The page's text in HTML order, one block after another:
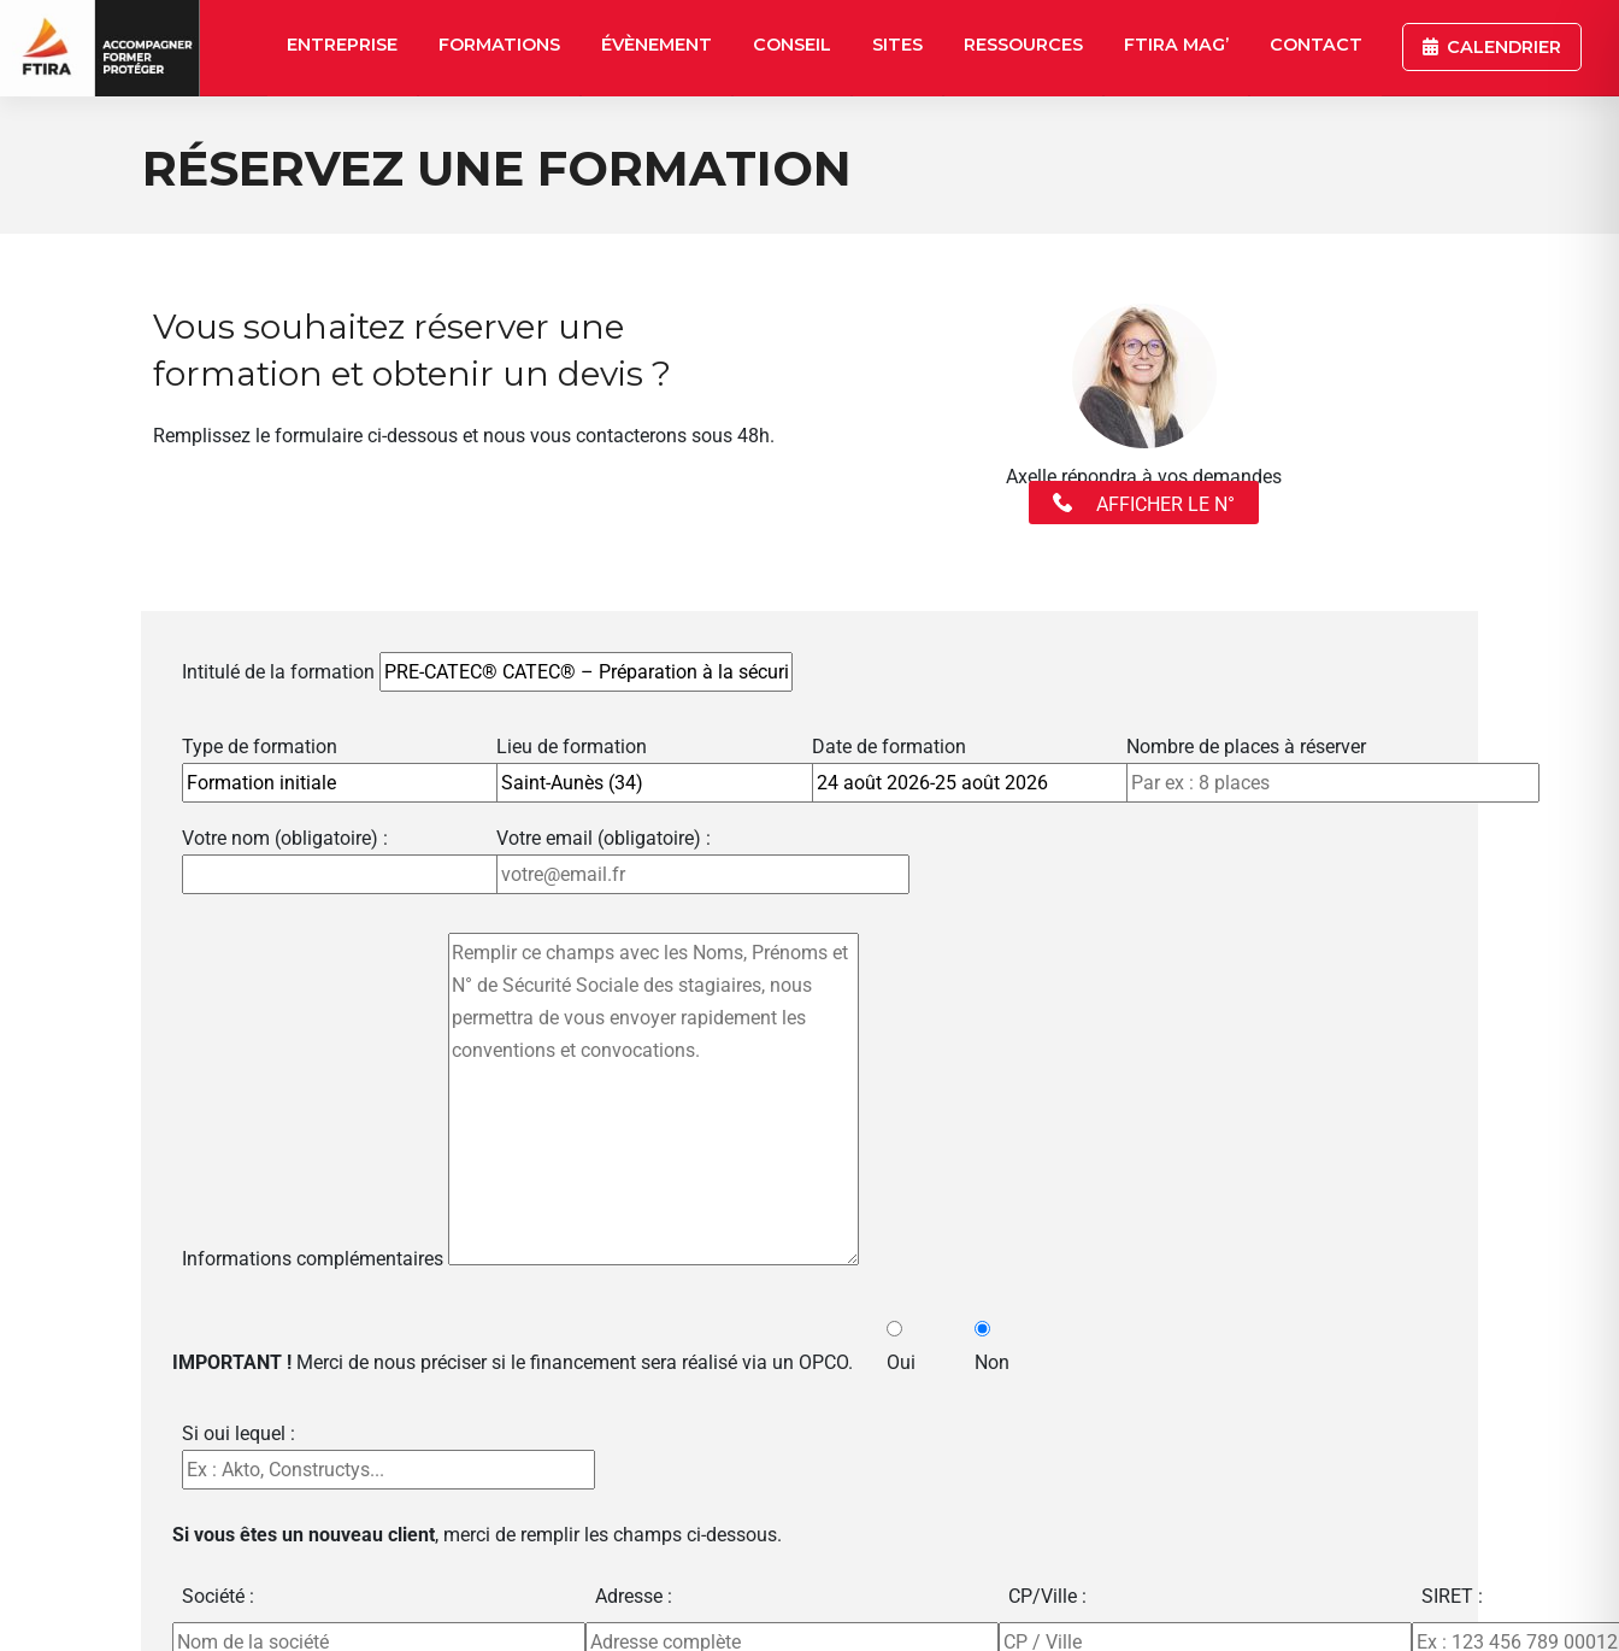
ENTREPRISE FORMATIONS ÉVÈNEMENT CONSEIL SITES RESSOURCES FTIRA MAG’ CONTACT CALENDRIER
RÉSERVEZ UNE FORMATION
Vous souhaitez réserver une
formation et obtenir un devis ?
Remplissez le formulaire ci-dessous et nous vous contacterons sous 48h.
Axelle répondra à vos demandes
AFFICHER LE N°
Intitulé de la formation
Type de formation Lieu de formation Date de formation Nombre de places à réserver
Votre nom (obligatoire) : Votre email (obligatoire) :
Informations complémentaires
IMPORTANT ! Merci de nous préciser si le financement sera réalisé via un OPCO. Oui Non
Si oui lequel :
Si vous êtes un nouveau client, merci de remplir les champs ci-dessous.
Société : Adresse : CP/Ville : SIRET :